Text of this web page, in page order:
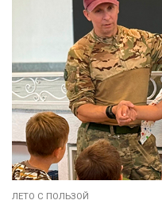
ЛЕТО С ПОЛЬЗОЙ